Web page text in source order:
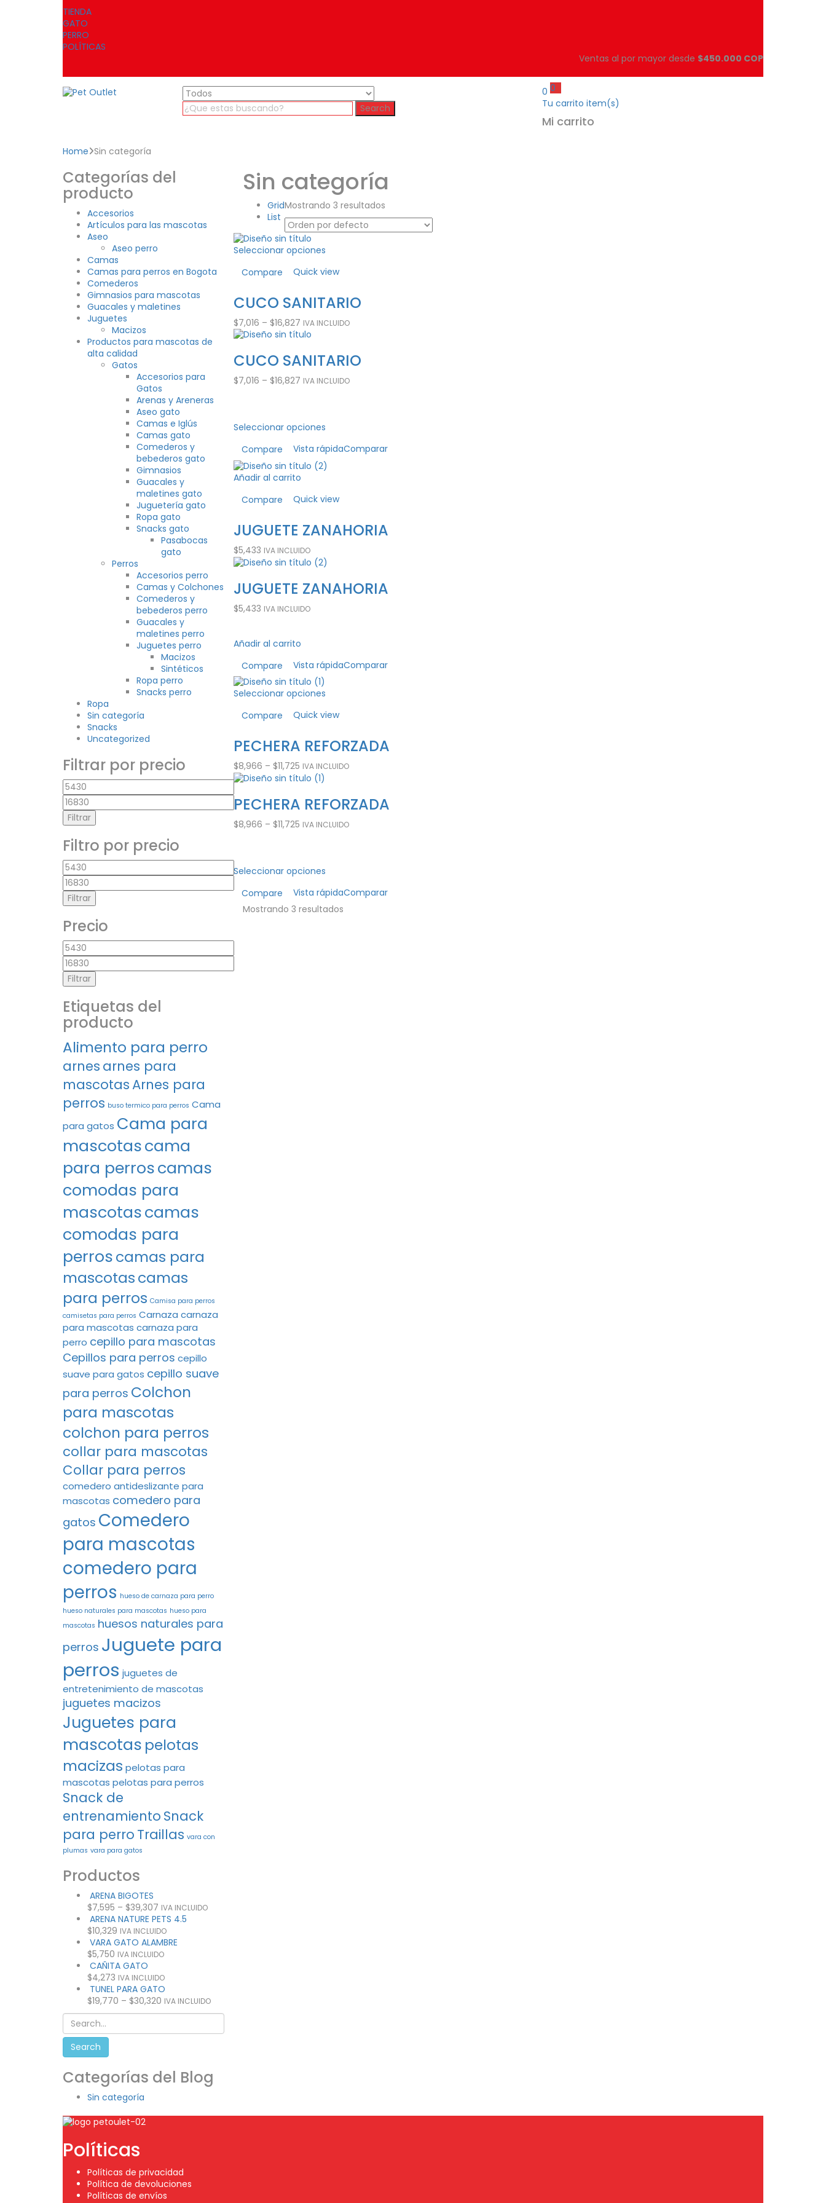
TIENDA
GATO
PERRO
POLÍTICAS
Ventas al por mayor desde $450.000 COP
Search
0
Tu carrito
0
item(s)
Mi carrito
Home Sin categoría
Categorías del
producto
Accesorios
Artículos para las mascotas
Aseo
Aseo perro
Camas
Camas para perros en Bogota
Comederos
Gimnasios para mascotas
Guacales y maletines
Juguetes
Macizos
Productos para mascotas de
alta calidad
Gatos
Accesorios para
Gatos
Arenas y Areneras
Aseo gato
Camas e Iglús
Camas gato
Comederos y
bebederos gato
Gimnasios
Guacales y
maletines gato
Juguetería gato
Ropa gato
Snacks gato
Pasabocas
gato
Perros
Accesorios perro
Camas y Colchones
Comederos y
bebederos perro
Guacales y
maletines perro
Juguetes perro
Macizos
Sintéticos
Ropa perro
Snacks perro
Ropa
Sin categoría
Snacks
Uncategorized
Filtrar por precio
Precio
mínimo
Precio
máximo
Filtrar
Filtro por precio
Precio
mínimo
Precio
máximo
Filtrar
Precio
Precio
mínimo
Precio
máximo
Filtrar
Etiquetas del
producto
Alimento para perro
arnes arnes para
mascotasArnes para
perros buso termico para perros Cama
para gatos Cama para
mascotascama
para perroscamas
comodas para
mascotascamas
comodas para
perroscamas para
mascotascamas
para perros Camisa para perros
camisetas para perros Carnaza carnaza
para mascotas carnaza para
perro cepillo para mascotas
Cepillos para perros cepillo
suave para gatos cepillo suave
para perros Colchon
para mascotas
colchon para perros
collar para mascotas
Collar para perros
comedero antideslizante para
mascotas comedero para
gatos Comedero
para mascotas
comedero para
perros hueso de carnaza para perro
hueso naturales para mascotas hueso para
mascotas huesos naturales para
perros Juguete para
perros juguetes de
entretenimiento de mascotas
juguetes macizos
Juguetes para
mascotas pelotas
macizas pelotas para
mascotas pelotas para perros
Snack de
entrenamiento Snack
para perro Traillas vara con
plumas vara para gatos
Productos
ARENA BIGOTES
$7,595 – $39,307 IVA INCLUIDO
ARENA NATURE PETS 4.5
$10,329 IVA INCLUIDO
VARA GATO ALAMBRE
$5,750 IVA INCLUIDO
CAÑITA GATO
$4,273 IVA INCLUIDO
TUNEL PARA GATO
$19,770 – $30,320 IVA INCLUIDO
Categorías del Blog
Sin categoría
Sin categoría
Grid
List
Mostrando 3 resultados
Seleccionar opciones
Compare
Quick view
CUCO SANITARIO
$7,016 – $16,827 IVA INCLUIDO
CUCO SANITARIO
$7,016 – $16,827 IVA INCLUIDO
Seleccionar opciones
Compare
Vista rápidaComparar
Añadir al carrito
Compare
Quick view
JUGUETE ZANAHORIA
$5,433 IVA INCLUIDO
JUGUETE ZANAHORIA
$5,433 IVA INCLUIDO
Añadir al carrito
Compare
Vista rápidaComparar
Seleccionar opciones
Compare
Quick view
PECHERA REFORZADA
$8,966 – $11,725 IVA INCLUIDO
PECHERA REFORZADA
$8,966 – $11,725 IVA INCLUIDO
Seleccionar opciones
Compare
Vista rápidaComparar
Mostrando 3 resultados
Políticas
Políticas de privacidad
Política de devoluciones
Políticas de envíos